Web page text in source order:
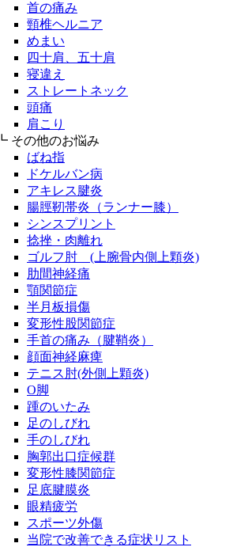
首の痛み
頸椎ヘルニア
めまい
四十肩、五十肩
寝違え
ストレートネック
頭痛
肩こり
┗ その他のお悩み
ばね指
ドケルバン病
アキレス腱炎
腸脛靭帯炎（ランナー膝）
シンスプリント
捻挫・肉離れ
ゴルフ肘 (上腕骨内側上顆炎)
肋間神経痛
顎関節症
半月板損傷
変形性股関節症
手首の痛み（腱鞘炎）
顔面神経麻痺
テニス肘(外側上顆炎)
O脚
踵のいたみ
足のしびれ
手のしびれ
胸郭出口症候群
変形性膝関節症
足底腱膜炎
眼精疲労
スポーツ外傷
当院で改善できる症状リスト